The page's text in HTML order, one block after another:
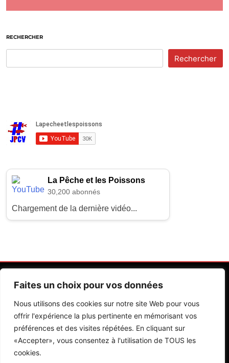
Faites un choix pour vos données
Nous utilisons des cookies sur notre site Web pour vous
offrir l'expérience la plus pertinente en mémorisant vos
préférences et des visites répétées. En cliquant sur
«Accepter», vous consentez à l'utilisation de TOUS les
cookies.
RECHERCHER
Rechercher
La Pêche et les Poissons
30,200 abonnés
Chargement de la dernière vidéo...
Contactez Nos Rédactions Mentions Légales